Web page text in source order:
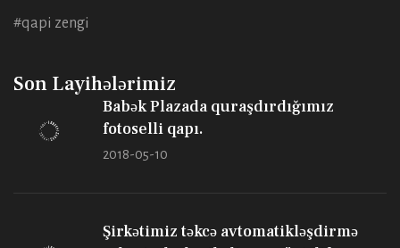
#qapi zengi
Son Layihələrimiz
Babək Plazada quraşdırdığımız
fotoselli qapı.
2018-05-10
Şirkətimiz təkcə avtomatikləşdirmə